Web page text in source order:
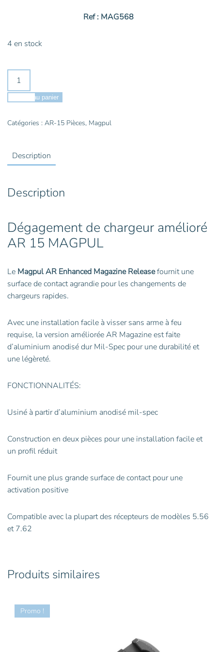
Ref : MAG568
4 en stock
quantité
MAGPUL
de
AR
MAG568
Ajouter au panier
Catégories : AR-15 Pièces, Magpul
Description
Description
Dégagement de chargeur amélioré
AR 15 MAGPUL
Le Magpul AR Enhanced Magazine Releasefournit une
surface de contact agrandie pour les changements de
chargeurs rapides.
Avec une installation facile à visser sans arme à feu
requise, la version améliorée AR Magazine est faite
d’aluminium anodisé dur Mil-Spec pour une durabilité et
une légèreté.
FONCTIONNALITÉS:
Usiné à partir d’aluminium anodisé mil-spec
Construction en deux pièces pour une installation facile et
un profil réduit
Fournit une plus grande surface de contact pour une
activation positive
Compatible avec la plupart des récepteurs de modèles 5.56
et 7.62
Produits similaires
Promo !